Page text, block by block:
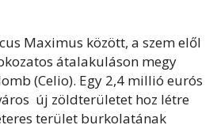
Maximus között, a szem elől
átalakuláson megy
(Celio). Egy 2,4 millió eurós
új zöldterületet hoz létre
terület burkolatának